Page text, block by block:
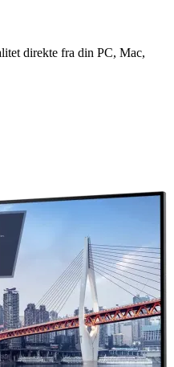
direkte fra din PC, Mac,